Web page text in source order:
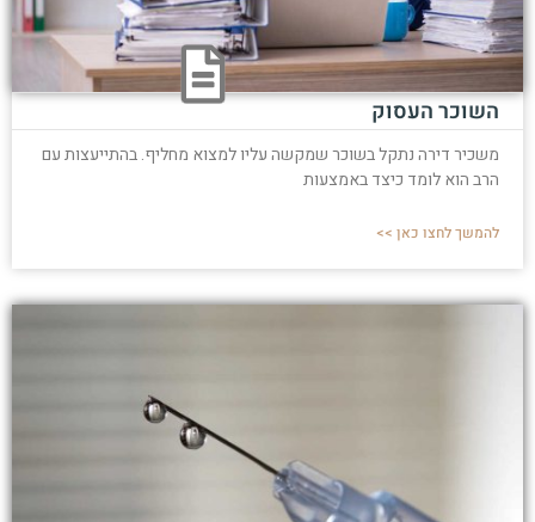
השוכר העסוק
משכיר דירה נתקל בשוכר שמקשה עליו למצוא מחליף. בהתייעצות עם
הרב הוא לומד כיצד באמצעות
להמשך לחצו כאן >>